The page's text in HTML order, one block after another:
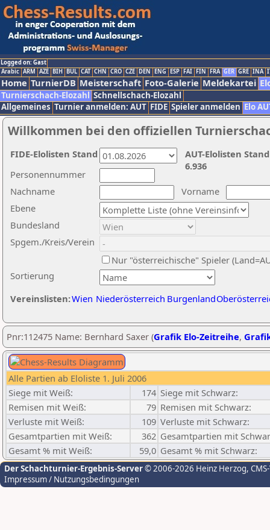
Logged on: Gast
Arabic ARM AZE BIH BUL CAT CHN CRO CZE DEN ENG ESP FAI FIN FRA GER GRE INA
Home TurnierDB Meisterschaft Foto-Galerie Meldekartei
Turnierschach-Elozahl Schnellschach-Elozahl
Allgemeines Turnier anmelden: AUT FIDE Spieler anmelden Elo
Willkommen bei den offiziellen
Nachname
Vorname
Ebene
Sortierung
Personennummer
Bundesland
Spgem./Kreis/Verein
Nur "österreichische" Spieler
Vereinslisten:Wien Niederösterreich Burgenland
AUT-Elolisten
6.936
FIDE-Elolisten Stand
Pnr:112475 Name: Bernhard Saxer (Grafik Elo-Zeitreihe,
Alle Partien ab Eloliste 1. Juli 2006
Siege mit Weiß:
174 Siege mit Schwarz:
Remisen mit Weiß:
79 Remisen mit Schwarz:
Verluste mit Weiß:
109 Verluste mit Schwarz:
Gesamtpartien mit Weiß:
362 Gesamtpartien mit
Gesamt % mit Weiß:
59,0 Gesamt % mit Schwarz:
Der Schachturnier-Ergebnis-Server© 2006-2026 Heinz Herzog,
Impressum / Nutzungsbedingungen